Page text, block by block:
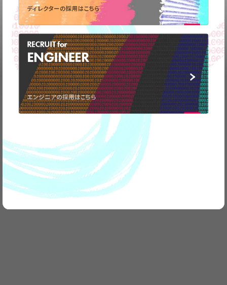
ディレクターの採用はこちら
RECRUIT for
ENGINEER
エンジニアの採用はこちら
CONTACTUS
弊社の事業についてや、
取材のお問い合わせなど
お気軽にご連絡ください。